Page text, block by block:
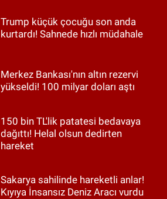
Trump küçük çocuğu son anda
kurtardı! Sahnede hızlı müdahale
Merkez Bankası'nın altın rezervi
yükseldi! 100 milyar doları aştı
150 bin TL'lik patatesi bedavaya
dağıttı! Helal olsun dedirten
hareket
Sakarya sahilinde hareketli anlar!
Kıyıya İnsansız Deniz Aracı vurdu